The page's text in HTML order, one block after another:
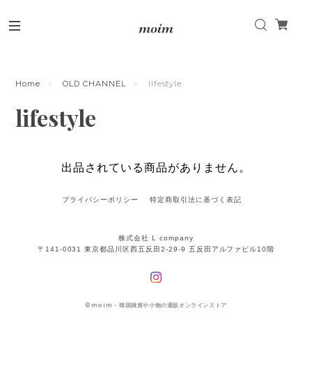
Home OLD CHANNEL lifestyle
lifestyle
出品されている商品がありません。
株式会社 L company
〒141-0031 東京都品川区西五反田2-29-9 五反田アルファビル10階
© moim - 韓国雑貨や小物の通販オンラインストア
プライバシーポリシー 特定商取引法に基づく表記